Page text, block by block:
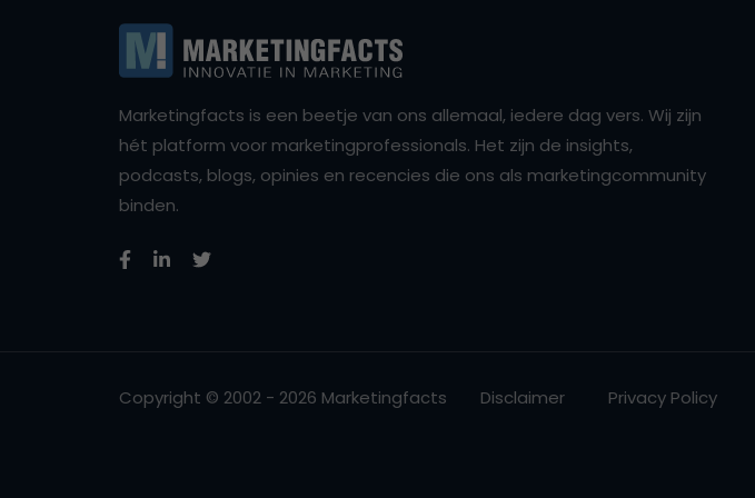
Marketingfacts is een beetje van ons allemaal, iedere dag vers. Wij zijn
hét platform voor marketingprofessionals. Het zijn de insights,
podcasts, blogs, opinies en recencies die ons als marketingcommunity
binden.
Copyright © 2002 - 2026 Marketingfacts Disclaimer Privacy Policy